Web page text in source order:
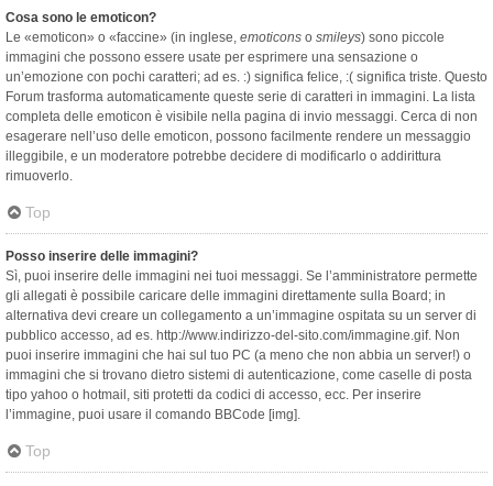
Cosa sono le emoticon?
Le «emoticon» o «faccine» (in inglese, emoticons o smileys) sono piccole
immagini che possono essere usate per esprimere una sensazione o
un’emozione con pochi caratteri; ad es. :) significa felice, :( significa triste. Questo
Forum trasforma automaticamente queste serie di caratteri in immagini. La lista
completa delle emoticon è visibile nella pagina di invio messaggi. Cerca di non
esagerare nell’uso delle emoticon, possono facilmente rendere un messaggio
illeggibile, e un moderatore potrebbe decidere di modificarlo o addirittura
rimuoverlo.
Top
Posso inserire delle immagini?
Sì, puoi inserire delle immagini nei tuoi messaggi. Se l’amministratore permette
gli allegati è possibile caricare delle immagini direttamente sulla Board; in
alternativa devi creare un collegamento a un’immagine ospitata su un server di
pubblico accesso, ad es. http://www.indirizzo-del-sito.com/immagine.gif. Non
puoi inserire immagini che hai sul tuo PC (a meno che non abbia un server!) o
immagini che si trovano dietro sistemi di autenticazione, come caselle di posta
tipo yahoo o hotmail, siti protetti da codici di accesso, ecc. Per inserire
l’immagine, puoi usare il comando BBCode [img].
Top